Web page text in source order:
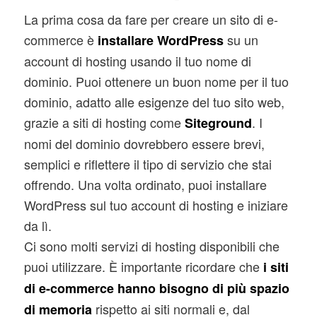
La prima cosa da fare per creare un sito di e-
commerce è installare WordPresssu un
account di hosting usando il tuo nome di
dominio. Puoi ottenere un buon nome per il tuo
dominio, adatto alle esigenze del tuo sito web,
grazie a siti di hosting comeSiteground. I
nomi del dominio dovrebbero essere brevi,
semplici e riflettere il tipo di servizio che stai
offrendo. Una volta ordinato, puoi installare
WordPress sul tuo account di hosting e iniziare
da lì.
Ci sono molti servizi di hosting disponibili che
puoi utilizzare. È importante ricordare che i siti
di e-commerce hanno bisogno di più spazio
di memoriarispetto ai siti normali e, dal